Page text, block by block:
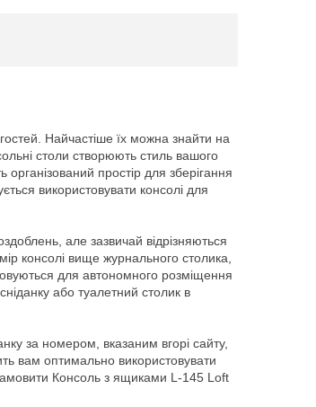
Найчастіше їх можна знайти на
столи створюють стиль вашого
простір для зберігання
використовувати консолі для
але зазвичай відрізняються
консолі вище журнального столика,
для автономного розміщення
або туалетний столик в
за номером, вказаним вгорі сайту,
вам оптимально використовувати
замовити Консоль з ящиками L-145 Loft